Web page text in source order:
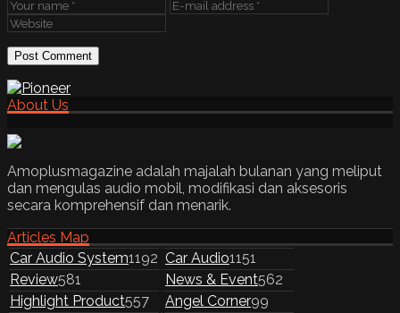
About Us
Amoplusmagazine adalah majalah bulanan yang meliput
dan mengulas audio mobil, modifikasi dan aksesoris
secara komprehensif dan menarik.
Articles Map
Car Audio System1192 Car Audio1151
Review581 News & Event562
Highlight Product557 Angel Corner99